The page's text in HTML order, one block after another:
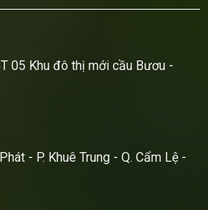
05 Khu đô thị mới cầu Bươu -
- P. Khuê Trung - Q. Cẩm Lệ -